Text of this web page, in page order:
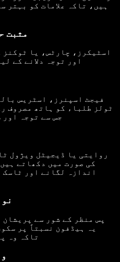
ہیں، تاکہ علامات کو بہتر
مثبت
اسٹیکرز، چارٹس، یا
اور توجہ دلانے کے
فیجٹ اسپنرز، اسٹریس
ٹولز طلباء کو ہاتھ مصروف
جس سے توجہ اور
روایتی یا ڈیجیٹل ویژول
کی صورت میں دکھاتے
اندازہ لگانے اور
پس منظر کے شور سے
یہ ہیڈفون نسبتاً پر
تاکہ وہ